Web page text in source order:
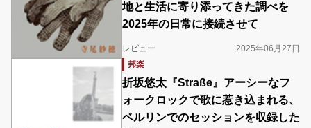
地と生活に寄り添ってきた調べを
2025年の日常に接続させて
レビュー
2025年06月27日
邦楽
折坂悠太『Straße』アーシーなフ
ォークロックで歌に惹き込まれる、
ベルリンでのセッションを収録した